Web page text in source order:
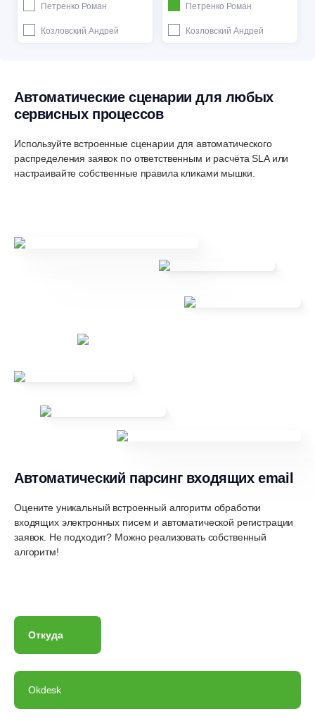
Петренко Роман
Козловский Андрей
Петренко Роман
Козловский Андрей
Автоматические сценариидля любых
сервисных процессов
Используйте встроенные сценарии для автоматического
распределения заявок по ответственным и расчёта SLA или
настраивайте собственные правила кликами мышки.
Автоматический парсинг входящихemail
Оцените уникальный встроенный алгоритм обработки
входящих электронных писем и автоматической регистрации
заявок. Не подходит? Можно реализовать собственный
алгоритм!
Откуда
Okdesk